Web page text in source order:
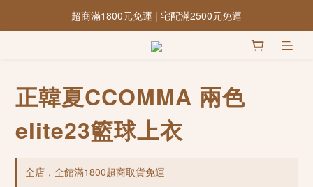
超商滿1800元免運 | 宅配滿2500元免運
正韓夏CCOMMA 兩色
elite23籃球上衣
全店，全館滿1800超商取貨免運